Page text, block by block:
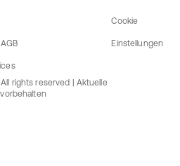
AGB
Cookie
Einstellungen
rights reserved | Aktuelle